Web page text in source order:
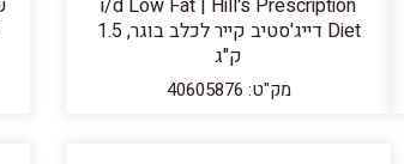
Diet דייג'סטיב קייר לכלב בוגר, 1.5
ק"ג
מק"ט: 40605876